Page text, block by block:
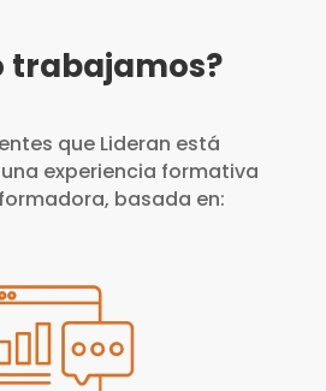
trabajamos?
que Lideran está
experiencia formativa
basada en: